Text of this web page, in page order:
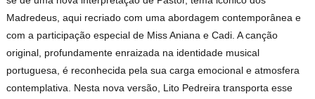
Madredeus, aqui recriado com uma abordagem contemporânea e
com a participação especial de Miss Aniana e Cadi. A canção
original, profundamente enraizada na identidade musical
portuguesa, é reconhecida pela sua carga emocional e atmosfera
contemplativa. Nesta nova versão, Lito Pedreira transporta esse